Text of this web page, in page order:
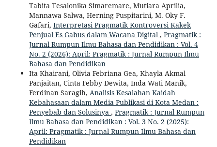
Tabita Tesalonika Simaremare, Mutiara Aprilia,
Mannawa Salwa, Herning Puspitarini, M. Oky F.
Gafari, Interpretasi Pragmatik Kontroversi Kakek
Penjual Es Gabus dalam Wacana Digital , Pragmatik :
Jurnal Rumpun Ilmu Bahasa dan Pendidikan : Vol. 4
No. 2 (2026): April: Pragmatik : Jurnal Rumpun Ilmu
Bahasa dan Pendidikan
Ita Khairani, Olivia Febriana Gea, Khayla Akmal
Panjaitan, Cinta Febby Dewita, Inda Wati Manik,
Ferdinan Saragih, Analisis Kesalahan Kaidah
Kebahasaan dalam Media Publikasi di Kota Medan :
Penyebab dan Solusinya , Pragmatik : Jurnal Rumpun
Ilmu Bahasa dan Pendidikan : Vol. 3 No. 2 (2025):
April: Pragmatik : Jurnal Rumpun Ilmu Bahasa dan
Pendidikan